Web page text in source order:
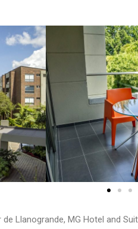
Llanogrande, MG Hotel and